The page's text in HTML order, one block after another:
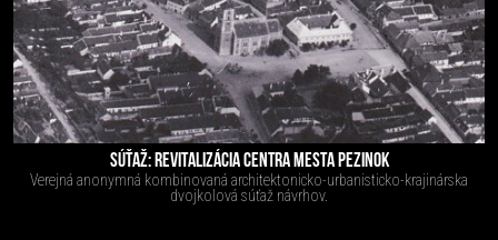
SÚŤAŽ: REVITALIZÁCIA CENTRA MESTA PEZINOK
Verejná anonymná kombinovaná architektonicko-urbanisticko-krajinárska
dvojkolová súťaž návrhov.